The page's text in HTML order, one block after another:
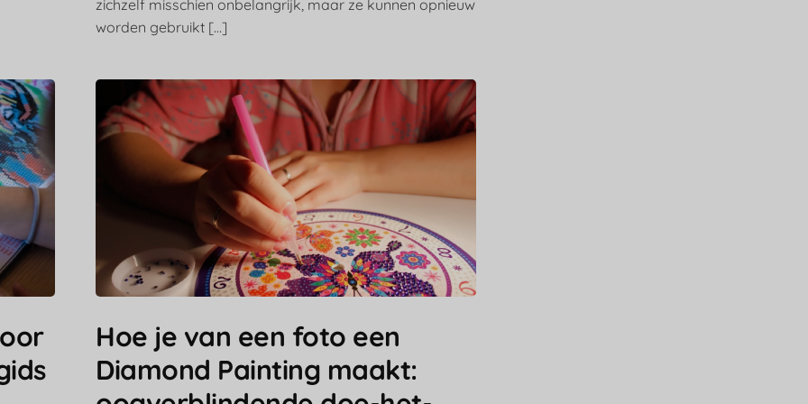
zichzelf misschien onbelangrijk, maar ze kunnen opnieuw
worden gebruikt […]
Hoe je van een foto een
Diamond Painting maakt: